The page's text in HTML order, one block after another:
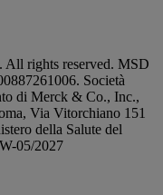
rights reserved. MSD
Società
di Merck & Co., Inc.,
Via Vitorchiano 151
della Salute del
05/2027